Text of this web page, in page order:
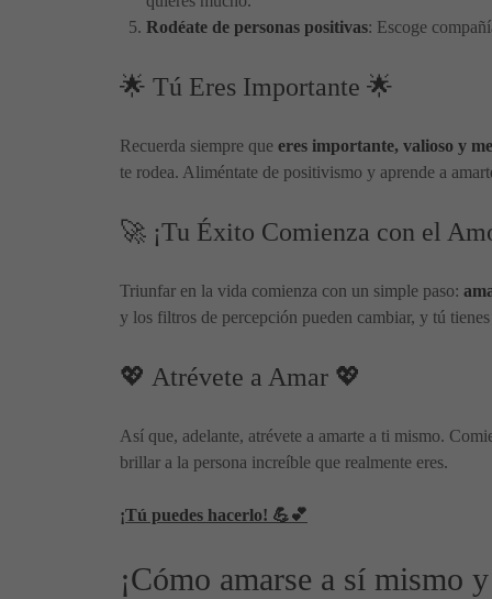
Rodéate de personas positivas: Escoge
🌟 Tú Eres Importante 🌟
Recuerda siempre que eres importante, valioso y
te rodea. Aliméntate de positivismo y aprende a
🚀 ¡Tu Éxito Comienza con el
Triunfar en la vida comienza con un simple paso:
y los filtros de percepción pueden cambiar, y tú
💖 Atrévete a Amar 💖
Así que, adelante, atrévete a amarte a ti mismo.
brillar a la persona increíble que realmente eres.
¡Tú puedes hacerlo! 💪💕
¡Cómo amarse a sí